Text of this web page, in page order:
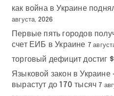
как война в Украине
августа, 2026
Первые пять городов
счет ЕИБ в Украине 7
торговый дефицит достиг
Языковой закон в
вырастут до 170 тысяч 7